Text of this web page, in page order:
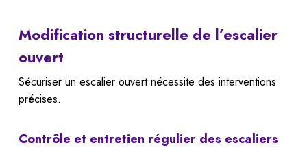
Modification structurelle de l’escalier
ouvert
Sécuriser un escalier ouvert nécessite des interventions
précises.
Contrôle et entretien régulier des escaliers